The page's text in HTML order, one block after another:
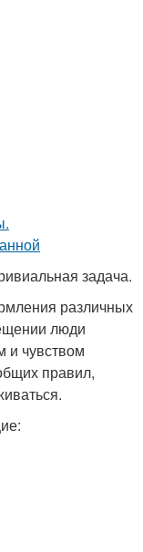
задача.
различных
люди
и чувством
правил,